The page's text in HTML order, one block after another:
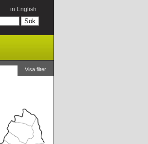
in English
Visa filter